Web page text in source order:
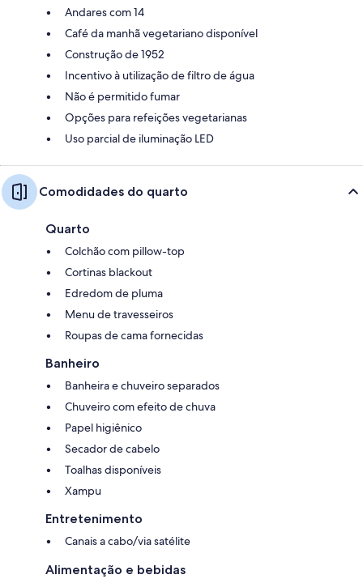
Andares com 14
Café da manhã vegetariano disponível
Construção de 1952
Incentivo à utilização de filtro de água
Não é permitido fumar
Opções para refeições vegetarianas
Uso parcial de iluminação LED
Comodidades do quarto
Quarto
Colchão com pillow-top
Cortinas blackout
Edredom de pluma
Menu de travesseiros
Roupas de cama fornecidas
Banheiro
Banheira e chuveiro separados
Chuveiro com efeito de chuva
Papel higiênico
Secador de cabelo
Toalhas disponíveis
Xampu
Entretenimento
Canais a cabo/via satélite
Alimentação e bebidas